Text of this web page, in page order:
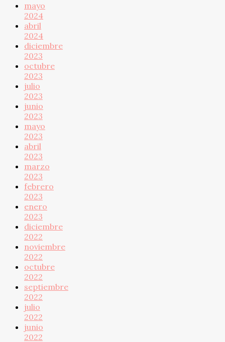
mayo
2024
abril
2024
diciembre
2023
octubre
2023
julio
2023
junio
2023
mayo
2023
abril
2023
marzo
2023
febrero
2023
enero
2023
diciembre
2022
noviembre
2022
octubre
2022
septiembre
2022
julio
2022
junio
2022